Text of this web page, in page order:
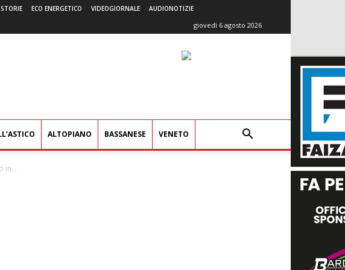
STORIE ECO ENERGETICO VIDEOGIORNALE AUDIONOTIZIE
giovedì 6 agosto 2026
ALTOPIANO BASSANESE VENETO
in...